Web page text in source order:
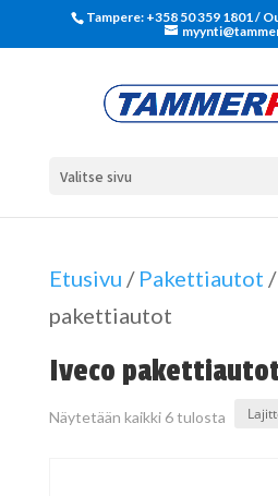
Tampere: +358 50 359 1801‬ /
Valitse sivu
Etusivu / Pakettiautot
pakettiautot
Iveco
Näytetään kaikki 6 tulosta